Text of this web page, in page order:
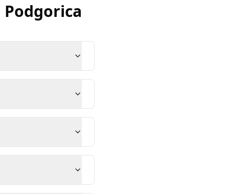
Podgorica